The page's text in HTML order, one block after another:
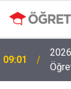
09:01